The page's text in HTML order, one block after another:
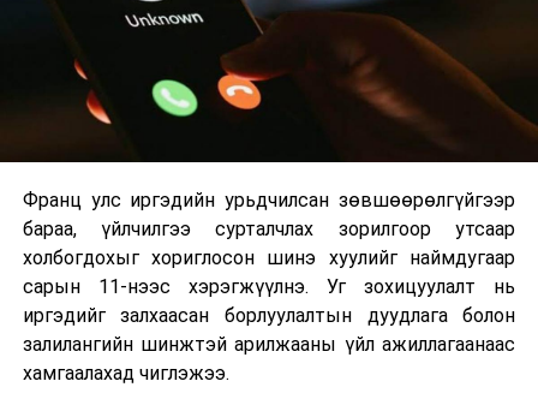
эхэлнэ.
2026 оны 9 дүгээр сарын 14-нөөс танхимаар
үргэлжилнэ.
2026 оны 9 дүгээр сарын 13-наас оюутнуудыг
дотуур байранд оруулж эхэлнэ.
Сургууль, цэцэрлэгийн үйл ажиллагааны
зохицуулалт
2026 оны 8 дугаар сарын 17–28-ны өдрүүдэд
Франц улс иргэдийн урьдчилсан зөвшөөрөлгүйгээр
бараа, үйлчилгээ сурталчлах зорилгоор утсаар
холбогдохыг хориглосон шинэ хуулийг наймдугаар
сарын 11-нээс хэрэгжүүлнэ. Уг зохицуулалт нь
иргэдийг залхаасан борлуулалтын дуудлага болон
залилангийн шинжтэй арилжааны үйл ажиллагаанаас
хамгаалахад чиглэжээ.